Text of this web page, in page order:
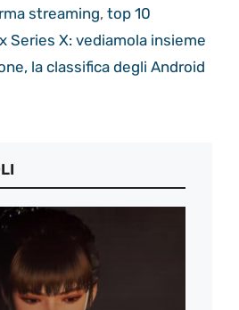
streaming,top 10
Series X: vediamola insieme
la classifica degli Android